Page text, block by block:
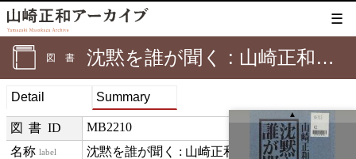
☰
図書 沈黙を誰が聞く : 山崎正和対談集
Detail Summary
▲
図書ID MB2210
label 沈黙を誰が聞く : 山崎正和対談集